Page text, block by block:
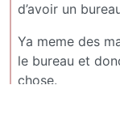
d’avoir un
Ya meme des
le bureau et
chose.